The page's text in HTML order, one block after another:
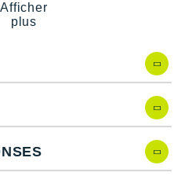
.
de 7 mmarborent undesign
procédé Impact
redoutable ainsi qu'une
avec les clous AT Grip
choix de prédilection si vous
Afficher
plus